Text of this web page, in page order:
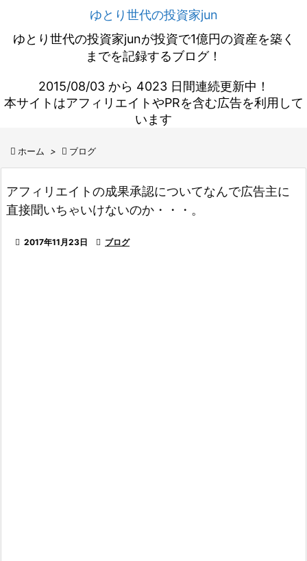
ゆとり世代の投資家jun
ゆとり世代の投資家junが投資で1億円の資産を築く
までを記録するブログ！
2015/08/03 から 4023 日間連続更新中！
本サイトはアフィリエイトやPRを含む広告を利用して
います
 ホーム >  ブログ
アフィリエイトの成果承認についてなんで広告主に
直接聞いちゃいけないのか・・・。
 2017年11月23日  ブログ